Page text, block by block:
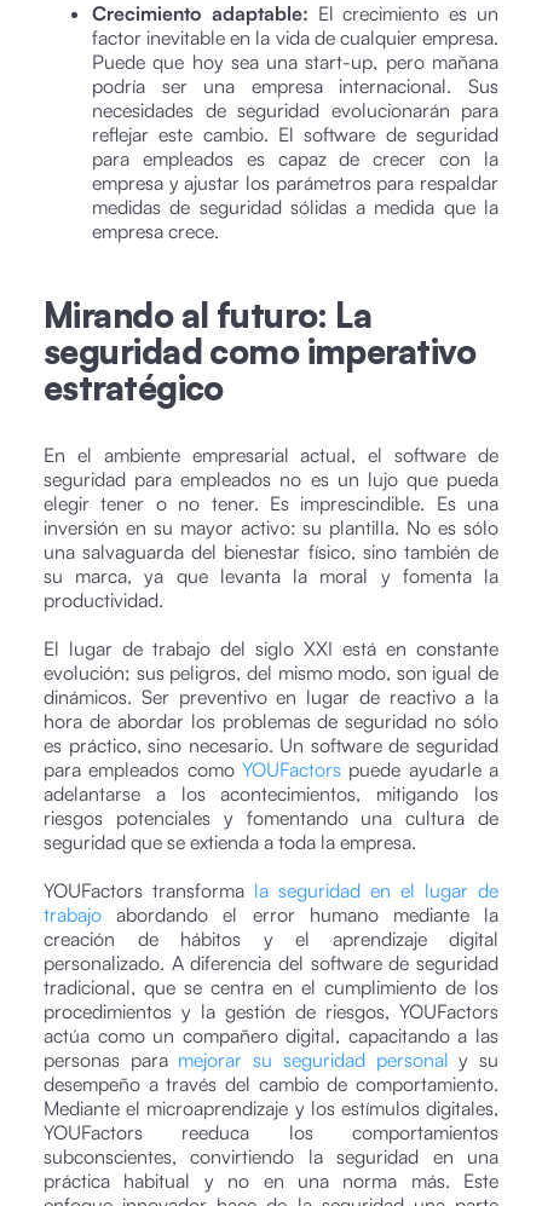
Crecimiento adaptable: El crecimiento es un
factor inevitable en la vida de cualquier empresa.
Puede que hoy sea una start-up, pero mañana
podría ser una empresa internacional. Sus
necesidades de seguridad evolucionarán para
reflejar este cambio. El software de seguridad
para empleados es capaz de crecer con la
empresa y ajustar los parámetros para respaldar
medidas de seguridad sólidas a medida que la
empresa crece.
Mirando al futuro: La
seguridad como imperativo
estratégico
En el ambiente empresarial actual, el software de
seguridad para empleados no es un lujo que pueda
elegir tener o no tener. Es imprescindible. Es una
inversión en su mayor activo: su plantilla. No es sólo
una salvaguarda del bienestar físico, sino también de
su marca, ya que levanta la moral y fomenta la
productividad.
El lugar de trabajo del siglo XXI está en constante
evolución; sus peligros, del mismo modo, son igual de
dinámicos. Ser preventivo en lugar de reactivo a la
hora de abordar los problemas de seguridad no sólo
es práctico, sino necesario. Un software de seguridad
para empleados como YOUFactors puede ayudarle a
adelantarse a los acontecimientos, mitigando los
riesgos potenciales y fomentando una cultura de
seguridad que se extienda a toda la empresa.
YOUFactors transforma la seguridad en el lugar de
trabajo abordando el error humano mediante la
creación de hábitos y el aprendizaje digital
personalizado. A diferencia del software de seguridad
tradicional, que se centra en el cumplimiento de los
procedimientos y la gestión de riesgos, YOUFactors
actúa como un compañero digital, capacitando a las
personas para mejorar su seguridad personal y su
desempeño a través del cambio de comportamiento.
Mediante el microaprendizaje y los estímulos digitales,
YOUFactors reeduca los comportamientos
subconscientes, convirtiendo la seguridad en una
práctica habitual y no en una norma más. Este